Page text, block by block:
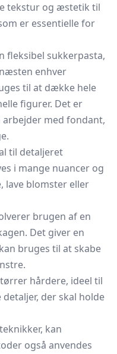
tekstur og æstetik til
er essentielle for
fleksibel sukkerpasta,
enhver
til at dække hele
figurer. Det er
med fondant,
til detaljeret
i mange nuancer og
lave blomster eller
brugen af en
Det giver en
bruges til at skabe
hårdere, ideel til
der skal holde
kan
også anvendes